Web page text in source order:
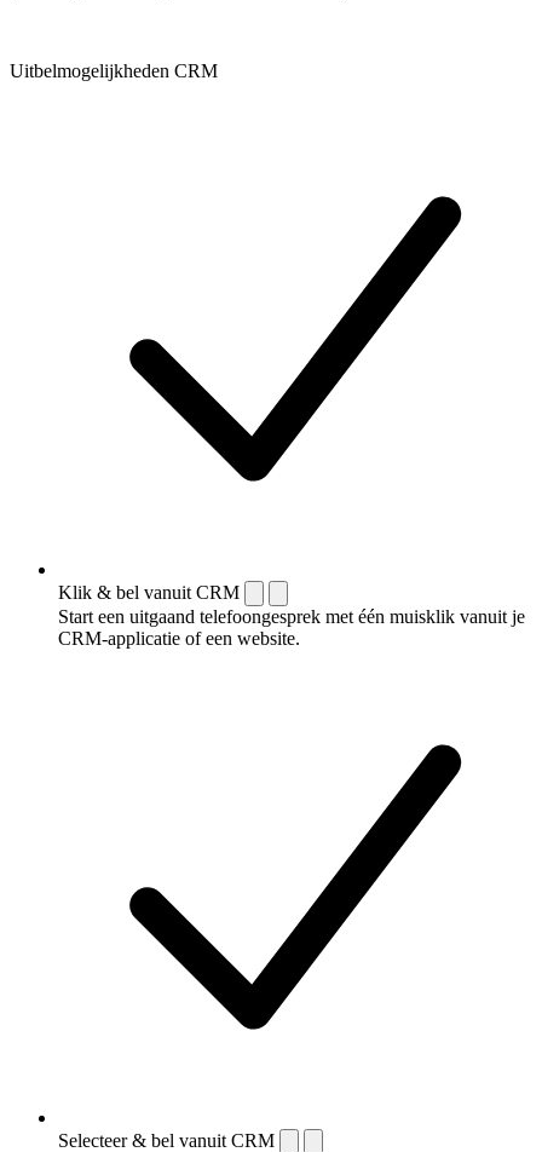
Uitbelmogelijkheden CRM
Klik & bel vanuit CRM
Start een uitgaand telefoongesprek met één muisklik vanuit je
CRM-applicatie of een website.
Selecteer & bel vanuit CRM